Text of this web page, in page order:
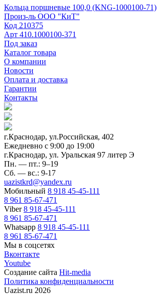
Кольца поршневые 100,0 (KNG-1000100-71)
Произ-ль ООО "КиТ"
Код 210375
Арт 410.1000100-371
Под заказ
Каталог товара
О компании
Новости
Оплата и доставка
Гарантии
Контакты
г.Краснодар, ул.Российская, 402
Ежедневно c 9:00 до 19:00
г.Краснодар, ул. Уральская 97 литер Э
Пн. — пт.: 9–19
Сб. — вс.: 9-17
uazistkrd@yandex.ru
Мобильный 8 918 45-45-111
8 961 85-67-471
Viber8 918 45-45-111
8 961 85-67-471
Whatsapp 8 918 45-45-111
8 961 85-67-471
Мы в соцсетях
Вконтакте
Youtube
Создание сайта Hit-media
Политика конфиденциальности
Uazist.ru 2026